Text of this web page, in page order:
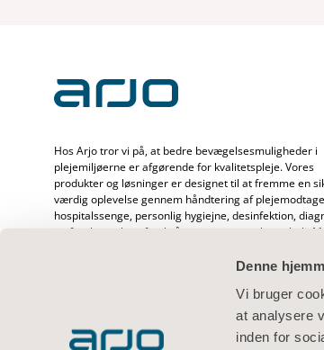
Denne
Vi bruger
at analysere
inden for
Hos Arjo tror vi på, at bedre bevægelsesmuligheder i
plejemiljøerne er afgørende for kvalitetspleje. Vores
produkter og løsninger er designet til at fremme en
værdig oplevelse gennem håndtering af
hospitalssenge, personlig hygiejne, desinfektion,
og forebyggelse af tryksår og venøs tromboemboli.
med at hjælpe plejemodtagere og sundhedspersonale
der står over for mobilitetsudfordringer.